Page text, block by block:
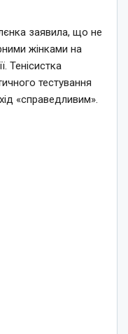
заявила, що не
жінками на
Тенісистка
тестування
«справедливим».